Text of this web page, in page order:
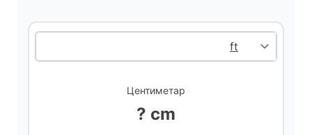
i
d
e
Центиметар
? cm